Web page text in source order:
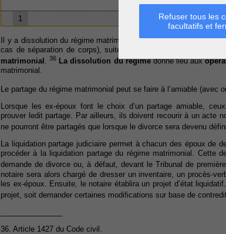
Refuser tous les
facultatifs et
1
Il y a dissolution du régime matrimonial entre époux lorsqu’un
cas de séparation de corps), suite à une séparation judiciaire et
matrimonial .36 La dissolution du régimedonne lieu aux
matrimonial.
Le partage du régime matrimonial peut se faire à l’amiable (avec
Lorsque les ex-époux font le choix d’un partage amiable,
prouver ledit partage. Par ailleurs, ils doivent recourir à un acte
ne pourront être partagés que lorsque le divorce sera devenu
La liquidation partage judiciaire permet à chacun des époux de
procéder à la liquidation partage du régime matrimonial. Cette
demande de divorce ou, à défaut, devant le Tribunal de
notaire sera alors chargé de dresser un inventaire, un procès-
les ex-époux. Ensuite, le notaire établira un projet d’état
projet, soit demander certaines modifications sur base de
36. Article 1427 du Code civil.